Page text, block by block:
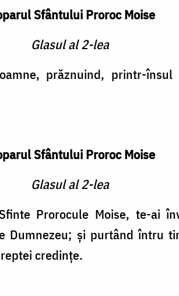
Sfântului Proroc Moise
Glasul al 2-lea
prăznuind, printr-
Sfântului Proroc Moise
Glasul al 2-lea
Prorocule Moise, te-ai
Dumnezeu; şi purtând întru
credinţe.